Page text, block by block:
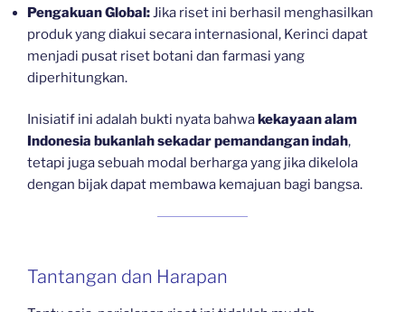
Pengakuan Global: Jika riset ini berhasil menghasilkan
produk yang diakui secara internasional, Kerinci dapat
menjadi pusat riset botani dan farmasi yang
diperhitungkan.
Inisiatif ini adalah bukti nyata bahwakekayaan alam
Indonesia bukanlah sekadar pemandangan indah,
tetapi juga sebuah modal berharga yang jika dikelola
dengan bijak dapat membawa kemajuan bagi bangsa.
Tantangan dan Harapan